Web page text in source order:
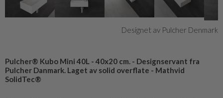
Designet av Pulcher Denmark
Pulcher® Kubo Mini 40L - 40x20 cm. - Designservant fra
Pulcher Danmark. Laget av solid overflate - Mathvid
SolidTec®